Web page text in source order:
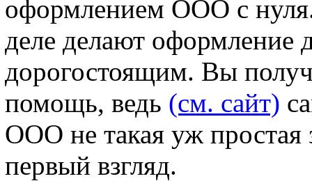
оформлением ООО с
деле делают оформление
дорогостоящим. Вы
помощь, ведь (см. сайт)
ООО не такая уж простая
первый взгляд.